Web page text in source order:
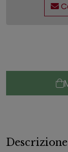
Descrizione